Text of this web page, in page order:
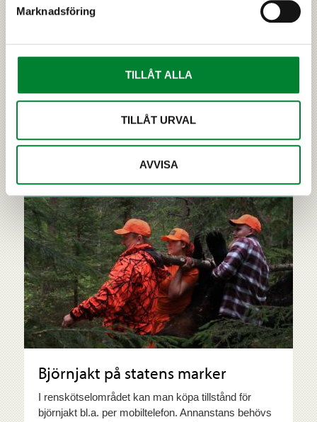
Marknadsföring
TILLÅT ALLA
TILLÅT URVAL
AVVISA
björnstammen
Med förvaltningen vill man försäkra sig om att
björnen förblir en permanent del av Finlands natur.
Den grundläggande målsättningen i förvaltningen
stammen på en gynnsam skyddsnivå.
Björnjakt på statens marker
I renskötselområdet kan man köpa tillstånd för
björnjakt bl.a. per mobiltelefon. Annanstans behövs